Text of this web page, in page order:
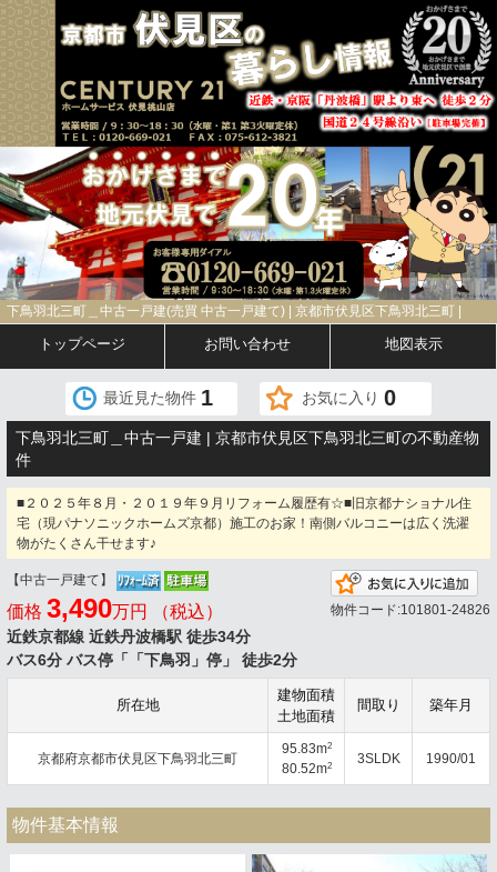
下鳥羽北三町＿中古一戸建(売買 中古一戸建て) | 京都市伏見区下鳥羽北三町 |
トップページ お問い合わせ 地図表示
最近見た物件 1 お気に入り 0
下鳥羽北三町＿中古一戸建 | 京都市伏見区下鳥羽北三町の不動産物
件
■２０２５年８月・２０１９年９月リフォーム履歴有☆■旧京都ナショナル住
宅（現パナソニックホームズ京都）施工のお家！南側バルコニーは広く洗濯
物がたくさん干せます♪
【中古一戸建て】
価格 3,490万円 （税込）
近鉄京都線 近鉄丹波橋駅 徒歩34分
バス6分 バス停「「下鳥羽」停」 徒歩2分
物件コード:101801-24826
所在地
建物面積
土地面積
間取り 築年月
京都府京都市伏見区下鳥羽北三町
95.83m2
80.52m2 3SLDK 1990/01
物件基本情報